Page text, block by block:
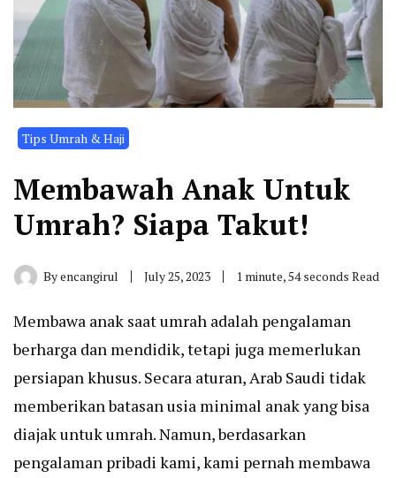
Tips Umrah & Haji
Membawah Anak Untuk
Umrah? Siapa Takut!
Byencangirul July 25, 2023 1 minute, 54 seconds Read
Membawa anak saat umrah adalah pengalaman
berharga dan mendidik, tetapi juga memerlukan
persiapan khusus. Secara aturan, Arab Saudi tidak
memberikan batasan usia minimal anak yang bisa
diajak untuk umrah. Namun, berdasarkan
pengalaman pribadi kami, kami pernah membawa